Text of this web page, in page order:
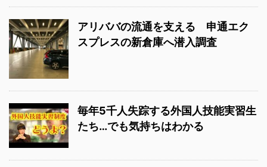
アリババの流通を支える 申通エク
スプレスの新倉庫へ潜入調査
毎年5千人失踪する外国人技能実習生
たち…でも気持ちはわかる